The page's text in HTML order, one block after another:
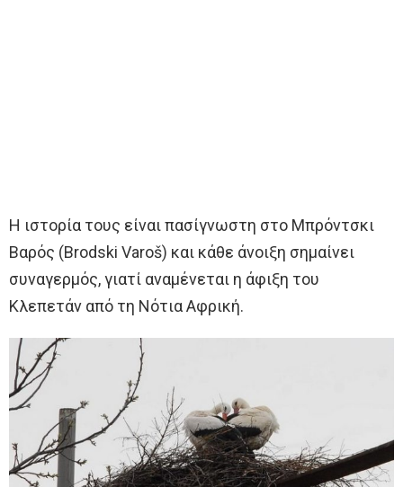
Η ιστορία τους είναι πασίγνωστη στο Μπρόντσκι
Βαρός (Brodski Varoš) και κάθε άνοιξη σημαίνει
συναγερμός, γιατί αναμένεται η άφιξη του
Κλεπετάν από τη Νότια Αφρική.